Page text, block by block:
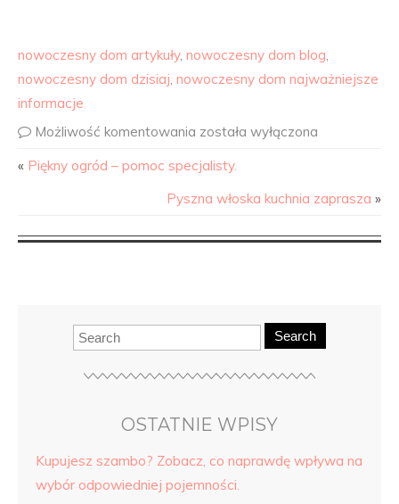
nowoczesny dom artykuły, nowoczesny dom blog,
nowoczesny dom dzisiaj, nowoczesny dom najważniejsze
informacje
Możliwość komentowania została wyłączona
« Piękny ogród – pomoc specjalisty.
Pyszna włoska kuchnia zaprasza »
Search
OSTATNIE WPISY
Kupujesz szambo? Zobacz, co naprawdę wpływa na
wybór odpowiedniej pojemności.